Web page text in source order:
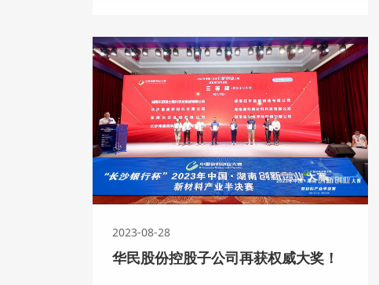
2023-08-28
华民股份控股子公司再获权威大奖！